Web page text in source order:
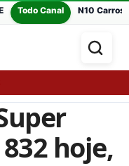
Todo Canal N10 Carros
hoje,